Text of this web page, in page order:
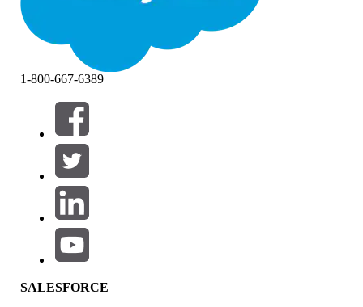
Filter (0)
VÄLJ FILTER
Produktområde
Funktionspåverkan
1-800-667-6389
SALESFORCE